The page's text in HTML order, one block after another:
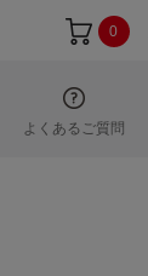
0
よくあるご質問